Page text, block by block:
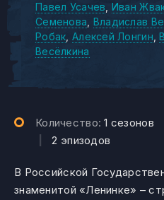
Павел Усачев Иван
Семенова Владислав
Робак Алексей Лонгин
Весёлкина
Количество:1 сезонов
|2 эпизодов
В Российской
знаменитой «Ленинке» –